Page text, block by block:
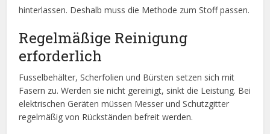
hinterlassen. Deshalb muss die Methode zum Stoff passen.
Regelmäßige Reinigung
erforderlich
Fusselbehälter, Scherfolien und Bürsten setzen sich mit
Fasern zu. Werden sie nicht gereinigt, sinkt die Leistung. Bei
elektrischen Geräten müssen Messer und Schutzgitter
regelmäßig von Rückständen befreit werden.